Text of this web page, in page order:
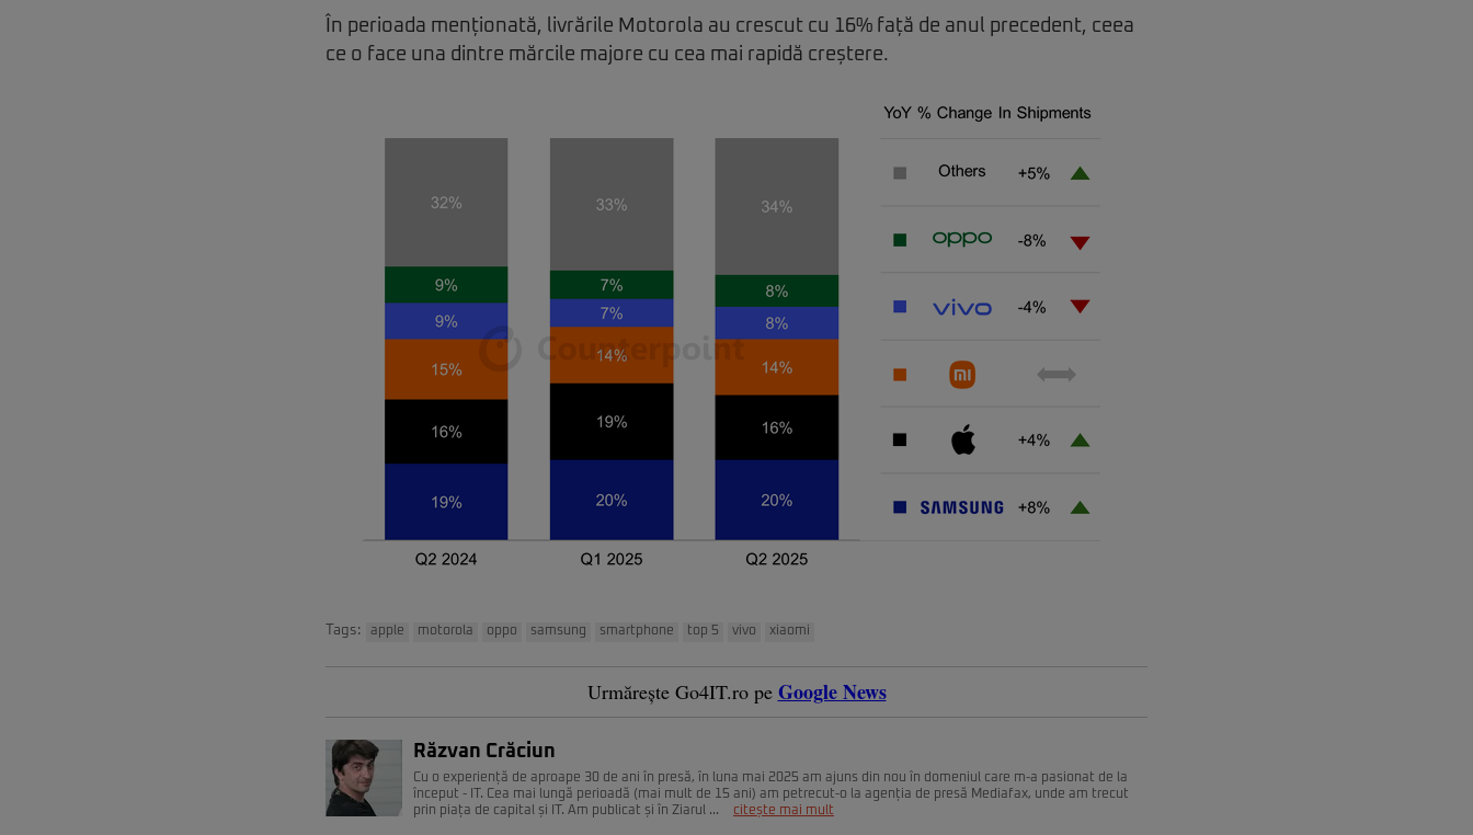
În perioada menționată, livrările Motorola au crescut cu 16% față de anul precedent, ceea
ce o face una dintre mărcile majore cu cea mai rapidă creștere.
Tags: apple motorola oppo samsung smartphone top 5 vivo xiaomi
Urmărește Go4IT.ro pe Google News
Răzvan Crăciun
Cu o experiență de aproape 30 de ani în presă, în luna mai 2025 am ajuns din nou în domeniul care m-a pasionat de la
început - IT. Cea mai lungă perioadă (mai mult de 15 ani) am petrecut-o la agenția de presă Mediafax, unde am trecut
prin piața de capital și IT. Am publicat și în Ziarul ...
citește mai mult